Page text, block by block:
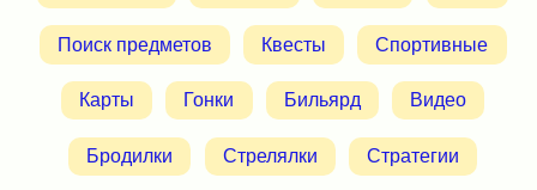
Поиск предметов Квесты Спортивные
Карты Гонки Бильярд Видео
Бродилки Стрелялки Стратегии